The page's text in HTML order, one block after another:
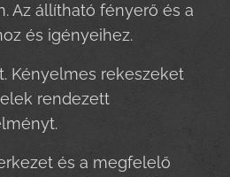
Az állítható fényerő és a
és igényeihez.
Kényelmes rekeszeket
rendezett
és a megfelelő